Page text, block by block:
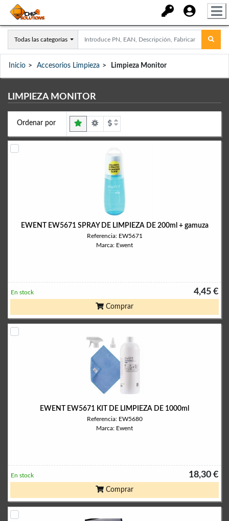
Todas las categorías
Inicio Accesorios Limpieza Limpieza Monitor
LIMPIEZA MONITOR
Ordenar por
EWENT EW5671 SPRAY DE LIMPIEZA DE 200ml + gamuza
Referencia: EW5671
Marca: Ewent
4,45 €
En stock
Comprar
EWENT EW5671 KIT DE LIMPIEZA DE 1000ml
Referencia: EW5680
Marca: Ewent
18,30 €
En stock
Comprar